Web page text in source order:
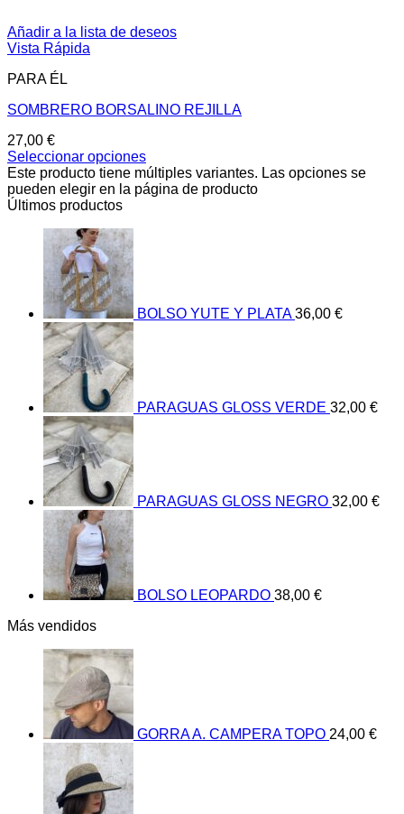
Añadir a la lista de deseos
Vista Rápida
PARA ÉL
SOMBRERO BORSALINO REJILLA
27,00 €
Seleccionar opciones
Este producto tiene múltiples variantes. Las opciones se
pueden elegir en la página de producto
Últimos productos
BOLSO YUTE Y PLATA 36,00 €
PARAGUAS GLOSS VERDE 32,00 €
PARAGUAS GLOSS NEGRO 32,00 €
BOLSO LEOPARDO 38,00 €
Más vendidos
GORRA A. CAMPERA TOPO 24,00 €